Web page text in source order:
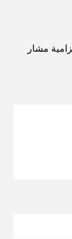
مشار